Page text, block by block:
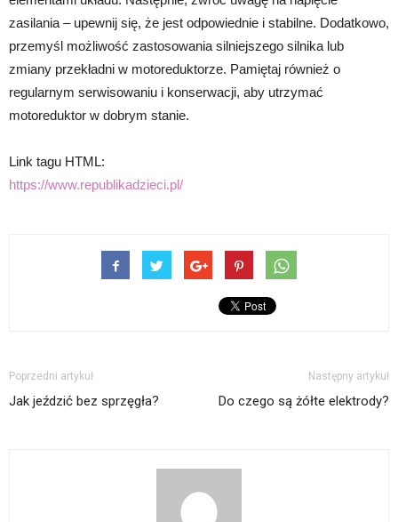
zasilania – upewnij się, że jest odpowiednie i stabilne. Dodatkowo,
przemyśl możliwość zastosowania silniejszego silnika lub
zmiany przekładni w motoreduktorze. Pamiętaj również o
regularnym serwisowaniu i konserwacji, aby utrzymać
motoreduktor w dobrym stanie.
Link tagu HTML:
https://www.republikadzieci.pl/
Poprzedni artykuł
Jak jeździć bez sprzęgła?
Następny artykuł
Do czego są żółte elektrody?